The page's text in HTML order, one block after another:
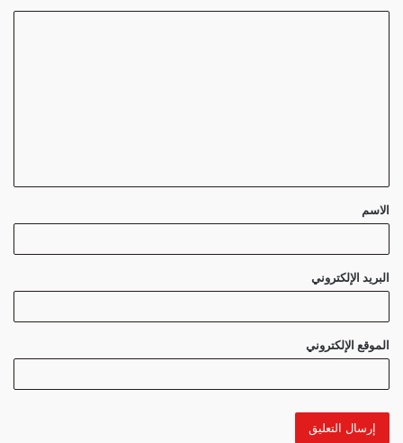
ق
*
الاسم
البريد الإلكتروني
الموقع الإلكتروني